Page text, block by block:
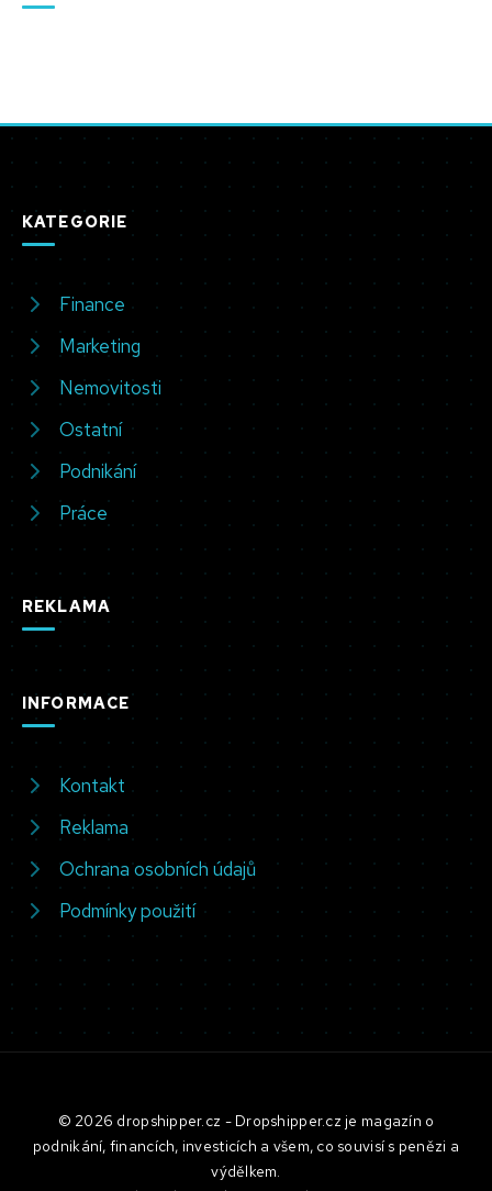
KATEGORIE
Finance
Marketing
Nemovitosti
Ostatní
Podnikání
Práce
REKLAMA
INFORMACE
Kontakt
Reklama
Ochrana osobních údajů
Podmínky použití
© 2026 dropshipper.cz - Dropshipper.cz je magazín o
podnikání, financích, investicích a všem, co souvisí s penězi a
výdělkem.